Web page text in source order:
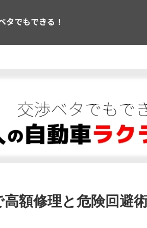
でもできる！
額修理と危険回避